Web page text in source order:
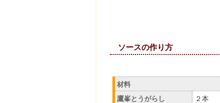
ソースの
材料
鷹峯とうがらし
２本